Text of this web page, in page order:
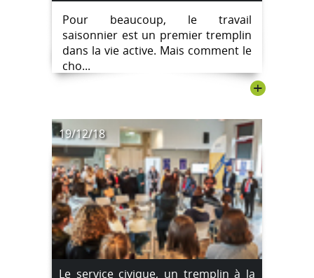
Pour beaucoup, le travail
saisonnier est un premier tremplin
dans la vie active. Mais comment le
cho...
+
19/12/18
Le service civique, un tremplin à la